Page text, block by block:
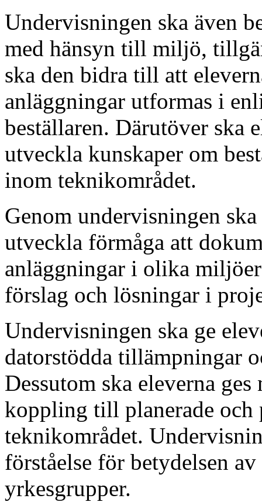
Undervisningen ska även
med hänsyn till miljö,
ska den bidra till att
anläggningar utformas i
beställaren. Därutöver ska
utveckla kunskaper om
inom teknikområdet.
Genom undervisningen
utveckla förmåga att
anläggningar i olika
förslag och lösningar i
Undervisningen ska ge
datorstödda tillämpningar
Dessutom ska eleverna
koppling till planerade och
teknikområdet.
förståelse för betydelsen
yrkesgrupper.